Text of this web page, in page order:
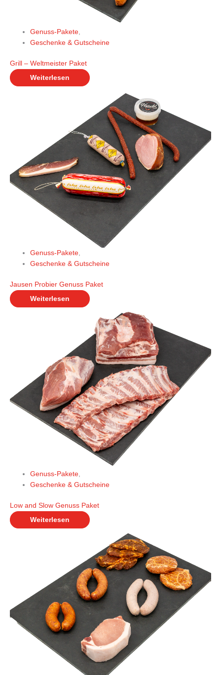
Genuss-Pakete
Geschenke & Gutscheine
Grill – Weltmeister Paket
Weiterlesen
Genuss-Pakete
Geschenke & Gutscheine
Jausen Probier Genuss Paket
Weiterlesen
Genuss-Pakete
Geschenke & Gutscheine
Low and Slow Genuss Paket
Weiterlesen